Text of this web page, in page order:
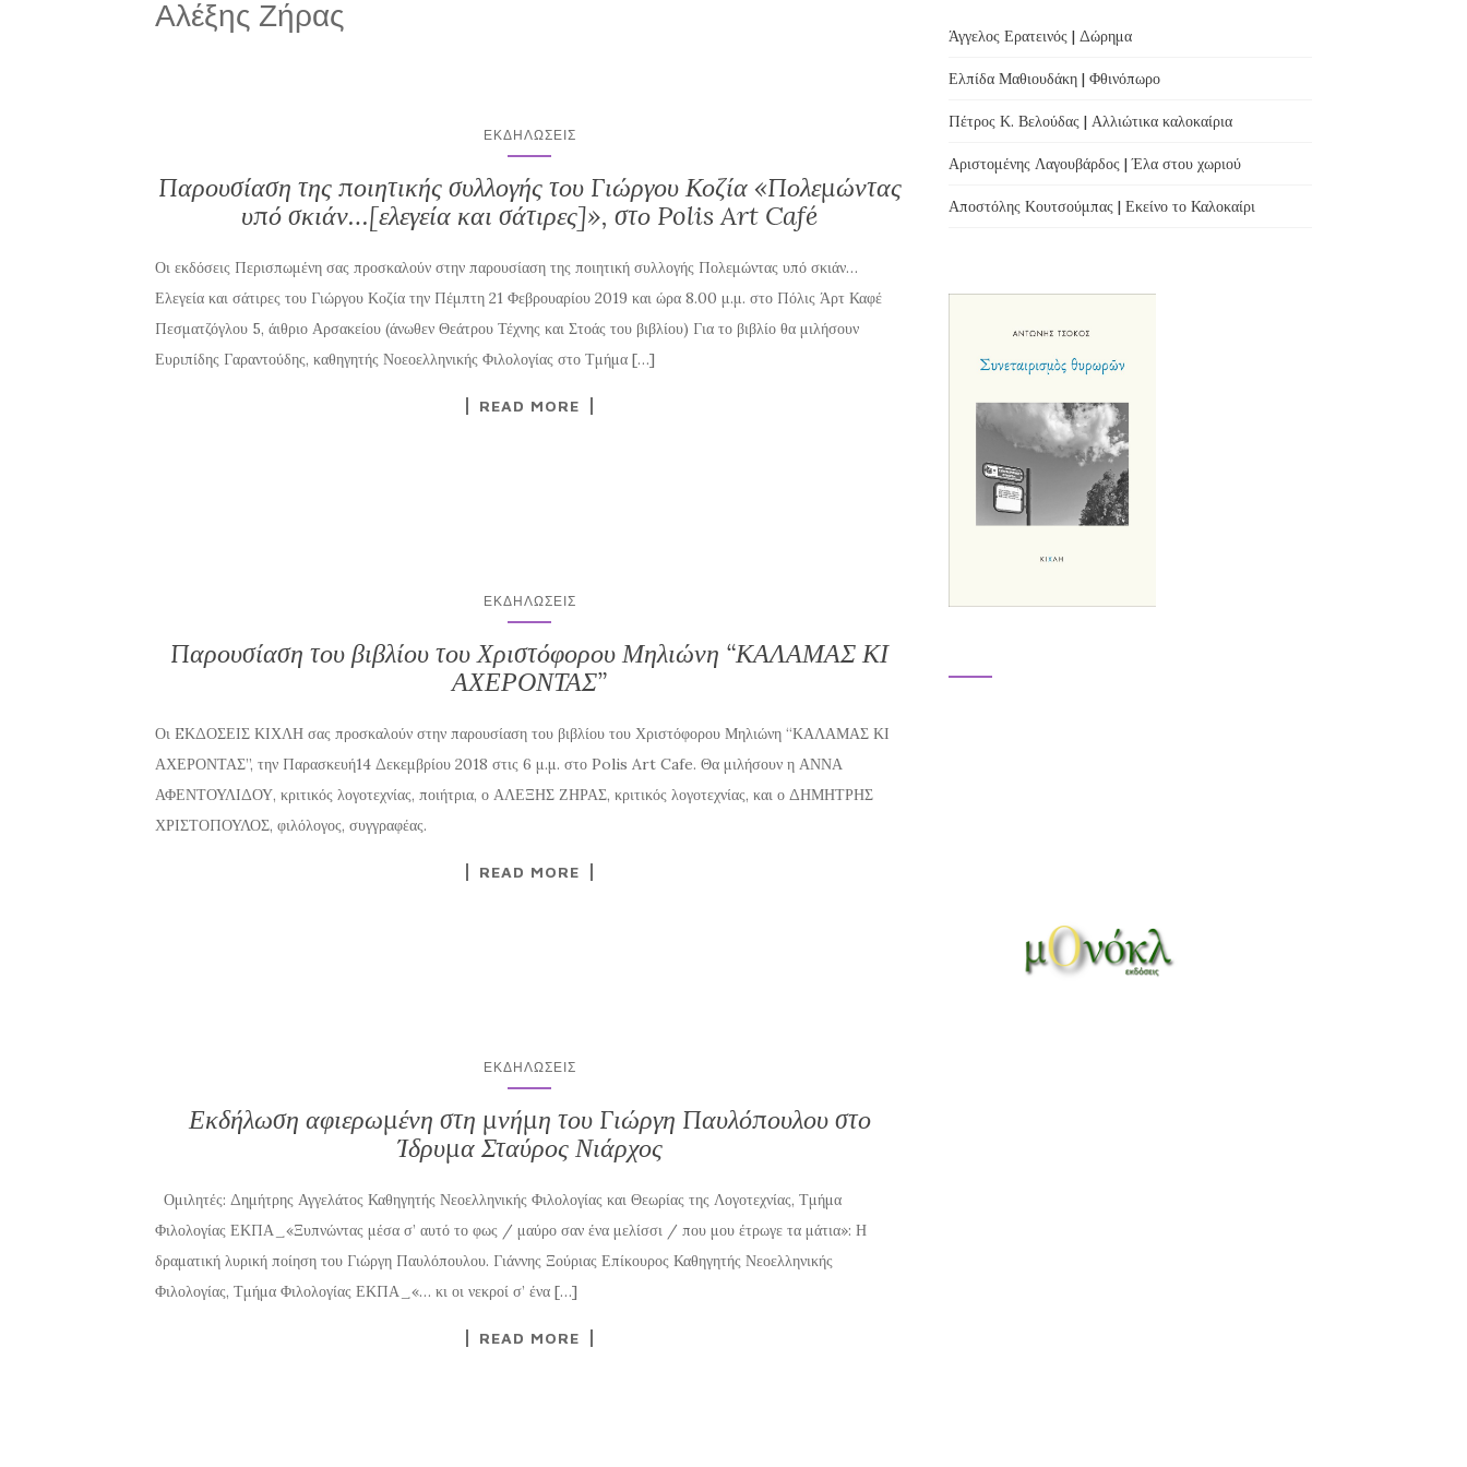
Αλέξης Ζήρας
ΕΚΔΗΛΏΣΕΙΣ
Παρουσίαση της ποιητικής συλλογής του Γιώργου Κοζία «Πολεμώντας
υπό σκιάν…[ελεγεία και σάτιρες]», στο Polis Art Café
Οι εκδόσεις Περισπωμένη σας προσκαλούν στην παρουσίαση της ποιητική συλλογής Πολεμώντας υπό σκιάν…
Ελεγεία και σάτιρες του Γιώργου Κοζία την Πέμπτη 21 Φεβρουαρίου 2019 και ώρα 8.00 μ.μ. στο Πόλις Άρτ Καφέ
Πεσματζόγλου 5, άιθριο Αρσακείου (άνωθεν Θεάτρου Τέχνης και Στοάς του βιβλίου) Για το βιβλίο θα μιλήσουν
Ευριπίδης Γαραντούδης, καθηγητής Νοεοελληνικής Φιλολογίας στο Τμήμα […]
READ MORE
ΕΚΔΗΛΏΣΕΙΣ
Παρουσίαση του βιβλίου του Χριστόφορου Μηλιώνη “ΚΑΛΑΜΑΣ ΚΙ
ΑΧΕΡΟΝΤΑΣ”
Οι EΚΔΟΣΕΙΣ ΚΙΧΛΗ σας προσκαλούν στην παρουσίαση του βιβλίου του Χριστόφορου Μηλιώνη “ΚΑΛΑΜΑΣ ΚΙ
ΑΧΕΡΟΝΤΑΣ”, την Παρασκευή14 Δεκεμβρίου 2018 στις 6 μ.μ. στο Polis Art Cafe. Θα μιλήσουν η ΑΝΝΑ
ΑΦΕΝΤΟΥΛΙΔΟΥ, κριτικός λογοτεχνίας, ποιήτρια, ο ΑΛΕΞΗΣ ΖΗΡΑΣ, κριτικός λογοτεχνίας, και ο ΔΗΜΗΤΡΗΣ
ΧΡΙΣΤΟΠΟΥΛΟΣ, φιλόλογος, συγγραφέας.
READ MORE
ΕΚΔΗΛΏΣΕΙΣ
Εκδήλωση αφιερωμένη στη μνήμη του Γιώργη Παυλόπουλου στο
Ίδρυμα Σταύρος Νιάρχος
Ομιλητές: Δημήτρης Αγγελάτος Καθηγητής Νεοελληνικής Φιλολογίας και Θεωρίας της Λογοτεχνίας, Τμήμα
Φιλολογίας ΕΚΠΑ ͢ «Ξυπνώντας μέσα σ’ αυτό το φως / μαύρο σαν ένα μελίσσι / που μου έτρωγε τα μάτια»: Η
δραματική λυρική ποίηση του Γιώργη Παυλόπουλου. Γιάννης Ξούριας Επίκουρος Καθηγητής Νεοελληνικής
Φιλολογίας, Τμήμα Φιλολογίας ΕΚΠΑ ͢ «… κι οι νεκροί σ’ ένα […]
READ MORE
Άγγελος Ερατεινός | Δώρημα
Ελπίδα Μαθιουδάκη | Φθινόπωρο
Πέτρος Κ. Βελούδας | Αλλιώτικα καλοκαίρια
Αριστομένης Λαγουβάρδος | Έλα στου χωριού
Αποστόλης Κουτσούμπας | Εκείνο το Καλοκαίρι